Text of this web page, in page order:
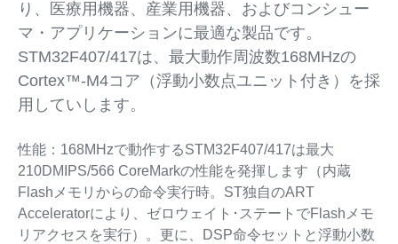
り、医療用機器、産業用機器、およびコンシュー
マ・アプリケーションに最適な製品です。
STM32F407/417は、最大動作周波数168MHzの
Cortex™-M4コア（浮動小数点ユニット付き）を採
用していします。
性能：168MHzで動作するSTM32F407/417は最大
210DMIPS/566 CoreMarkの性能を発揮します（内蔵
Flashメモリからの命令実行時。ST独自のART
Acceleratorにより、ゼロウェイト･ステートでFlashメモ
リアクセスを実行）。更に、DSP命令セットと浮動小数